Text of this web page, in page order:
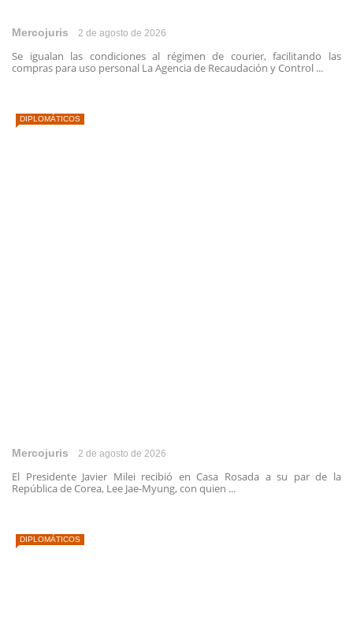
Mercojuris 2 de agosto de 2026
Se igualan las condiciones al régimen de courier, facilitando las
compras para uso personal La Agencia de Recaudación y Control ...
DIPLOMÁTICOS
Mercojuris 2 de agosto de 2026
El Presidente Javier Milei recibió en Casa Rosada a su par de la
República de Corea, Lee Jae-Myung, con quien ...
DIPLOMÁTICOS